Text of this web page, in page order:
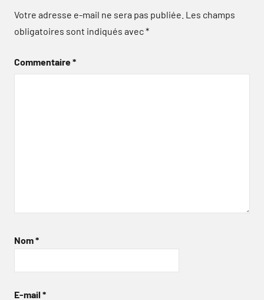
Votre adresse e-mail ne sera pas publiée. Les champs
obligatoires sont indiqués avec*
Commentaire*
Nom*
E-mail *